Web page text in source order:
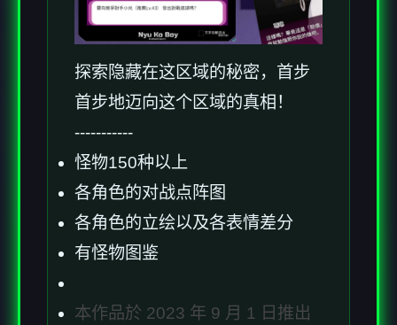
探索隐藏在这区域的秘密，首步
首步地迈向这个区域的真相！
-----------
怪物150种以上
各角色的对战点阵图
各角色的立绘以及各表情差分
有怪物图鉴
本作品於 2023 年 9 月 1 日推出